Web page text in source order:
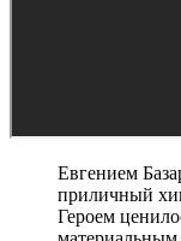
Евгением
приличный
Героем